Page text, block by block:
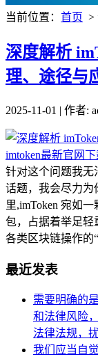
当前位置： 首页 >
深度解析
理、途径与
2025-11-01 | 作者:
针对这个问题我无
话题，我会尽力为
里,imToken 宛如
包，占据着举足轻
各类区块链操作的
最近发表
需要明确的
和法律风险
法律法规，
我们应当自